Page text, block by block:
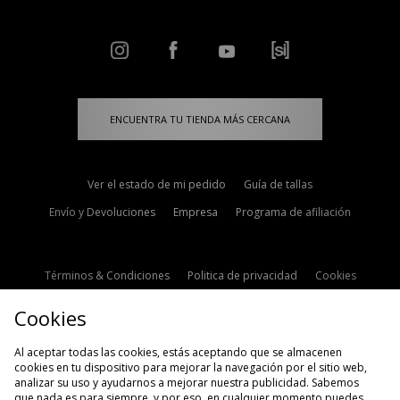
ENCUENTRA TU TIENDA MÁS CERCANA
Ver el estado de mi pedido
Guía de tallas
Envío y Devoluciones
Empresa Programa de afiliación
Términos & Condiciones Politica de privacidad
Cookies
Cookies
Al aceptar todas las cookies, estás aceptando que se almacenen
cookies en tu dispositivo para mejorar la navegación por el sitio web,
analizar su uso y ayudarnos a mejorar nuestra publicidad. Sabemos